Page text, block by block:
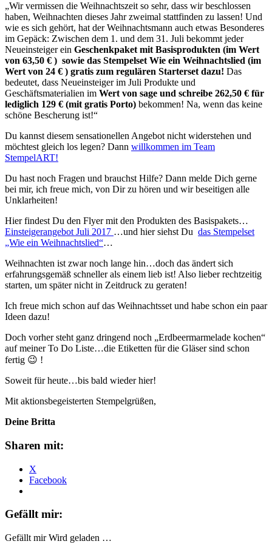
„Wir vermissen die Weihnachtszeit so sehr, dass wir beschlossen
haben, Weihnachten dieses Jahr zweimal stattfinden zu lassen! Und
wie es sich gehört, hat der Weihnachtsmann auch etwas Besonderes
im Gepäck: Zwischen dem 1. und dem 31. Juli bekommt jeder
Neueinsteiger ein Geschenkpaket mit Basisprodukten (im Wert
von 63,50 € ) sowie das Stempelset Wie ein Weihnachtslied (im
Wert von 24 € ) gratis zum regulären Starterset dazu! Das
bedeutet, dass Neueinsteiger im Juli Produkte und
Geschäftsmaterialien im Wert von sage und schreibe 262,50 € für
lediglich 129 € (mit gratis Porto) bekommen! Na, wenn das keine
schöne Bescherung ist!“
Du kannst diesem sensationellen Angebot nicht widerstehen und
möchtest gleich los legen? Dann willkommen im Team
StempelART!
Du hast noch Fragen und brauchst Hilfe? Dann melde Dich gerne
bei mir, ich freue mich, von Dir zu hören und wir beseitigen alle
Unklarheiten!
Hier findest Du den Flyer mit den Produkten des Basispakets…
Einsteigerangebot Juli 2017 …und hier siehst Du das Stempelset
„Wie ein Weihnachtslied“…
Weihnachten ist zwar noch lange hin…doch das ändert sich
erfahrungsgemäß schneller als einem lieb ist! Also lieber rechtzeitig
starten, um später nicht in Zeitdruck zu geraten!
Ich freue mich schon auf das Weihnachtsset und habe schon ein paar
Ideen dazu!
Doch vorher steht ganz dringend noch „Erdbeermarmelade kochen“
auf meiner To Do Liste…die Etiketten für die Gläser sind schon
fertig 😉 !
Soweit für heute…bis bald wieder hier!
Mit aktionsbegeisterten Stempelgrüßen,
Deine Britta
Sharen mit:
X
Facebook
Gefällt mir:
Gefällt mir Wird geladen …